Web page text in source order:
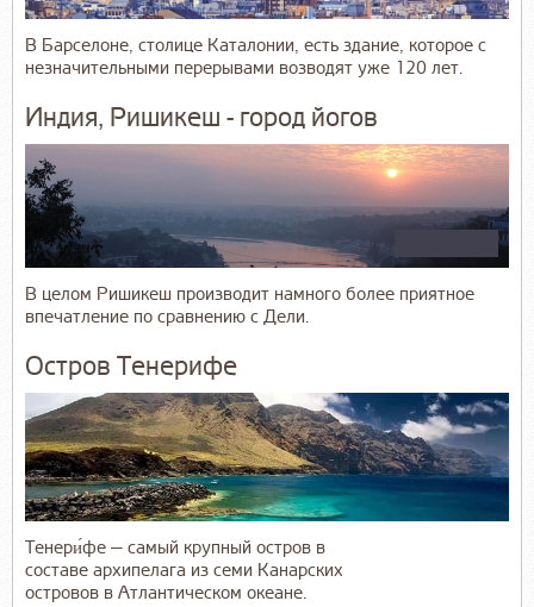
В Барселоне, столице Каталонии, есть здание, которое с
незначительными перерывами возводят уже 120 лет.
Индия, Ришикеш - город йогов
В целом Ришикеш производит намного более приятное
впечатление по сравнению с Дели.
Остров Тенерифе
Тенери́фе — самый крупный остров в
составе архипелага из семи Канарских
островов в Атлантическом океане.